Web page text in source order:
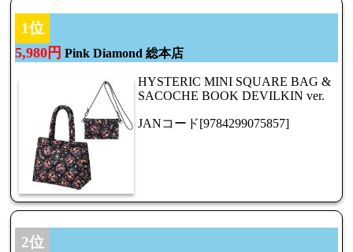
1位
5,980円 Pink Diamond 総本店
HYSTERIC MINI SQUARE BAG &
SACOCHE BOOK DEVILKIN ver.
JANコード[9784299075857]
2位